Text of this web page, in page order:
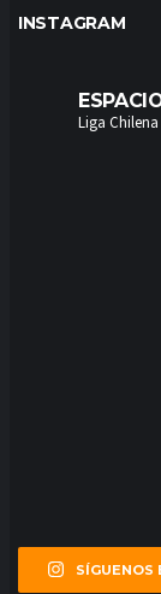
INSTAGRAM
Liga
SÍGUENOS